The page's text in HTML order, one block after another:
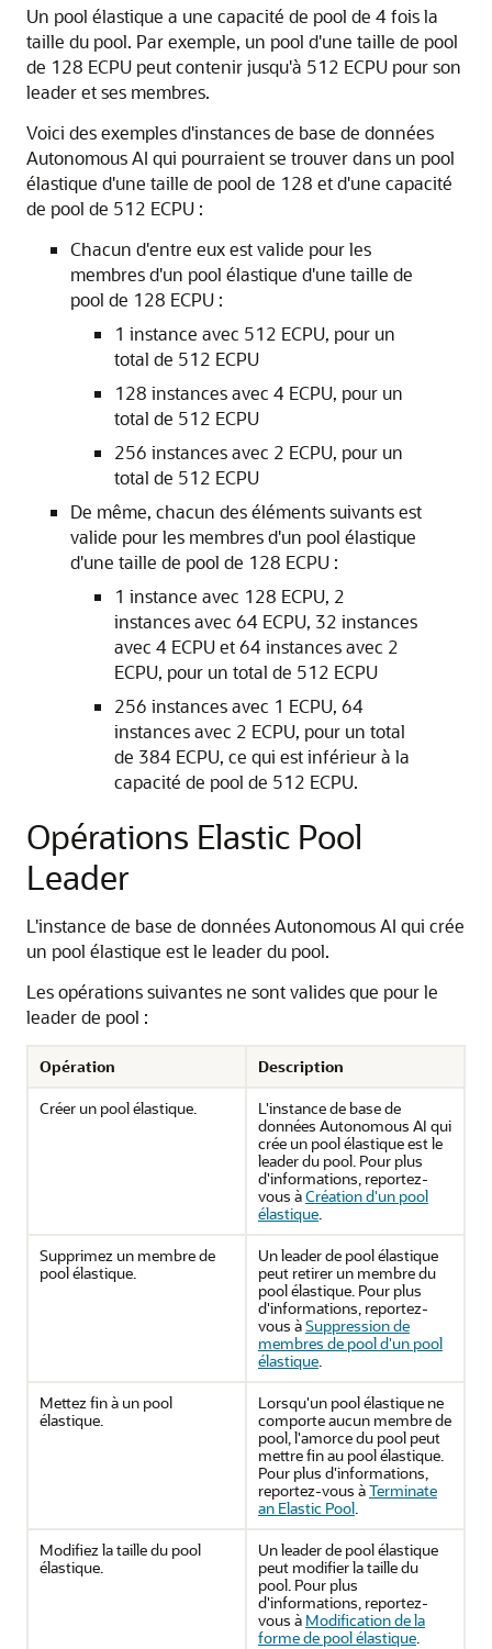
Un pool élastique a une capacité de pool de 4 fois la
taille du pool. Par exemple, un pool d'une taille de pool
de 128 ECPU peut contenir jusqu'à 512 ECPU pour son
leader et ses membres.
Voici des exemples d'instances de base de données
Autonomous AI qui pourraient se trouver dans un pool
élastique d'une taille de pool de 128 et d'une capacité
de pool de 512 ECPU :
Chacun d'entre eux est valide pour les
membres d'un pool élastique d'une taille de
pool de 128 ECPU :
1 instance avec 512 ECPU, pour un
total de 512 ECPU
128 instances avec 4 ECPU, pour un
total de 512 ECPU
256 instances avec 2 ECPU, pour un
total de 512 ECPU
De même, chacun des éléments suivants est
valide pour les membres d'un pool élastique
d'une taille de pool de 128 ECPU :
1 instance avec 128 ECPU, 2
instances avec 64 ECPU, 32 instances
avec 4 ECPU et 64 instances avec 2
ECPU, pour un total de 512 ECPU
256 instances avec 1 ECPU, 64
instances avec 2 ECPU, pour un total
de 384 ECPU, ce qui est inférieur à la
capacité de pool de 512 ECPU.
Opérations Elastic Pool
Leader
L'instance de base de données Autonomous AI qui crée
un pool élastique est le leader du pool.
Les opérations suivantes ne sont valides que pour le
leader de pool :
Opération
Description
Créer un pool élastique.
L'instance de base de
données Autonomous AI qui
crée un pool élastique est le
leader du pool. Pour plus
d'informations, reportez-
vous àCréation d'un pool
élastique.
Supprimez un membre de
pool élastique.
Un leader de pool élastique
peut retirer un membre du
pool élastique. Pour plus
d'informations, reportez-
vous àSuppression de
membres de pool d'un pool
élastique.
Mettez fin à un pool
élastique.
Lorsqu'un pool élastique ne
comporte aucun membre de
pool, l'amorce du pool peut
mettre fin au pool élastique.
Pour plus d'informations,
reportez-vous àTerminate
an Elastic Pool.
Modifiez la taille du pool
élastique.
Un leader de pool élastique
peut modifier la taille du
pool. Pour plus
d'informations, reportez-
vous à Modification de la
forme de pool élastique.